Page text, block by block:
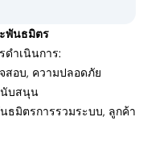
พันธมิตร
ดำเนินการ:
สอบ, ความปลอดภัย
นับสนุน
ธมิตรการรวมระบบ, ลูกค้า